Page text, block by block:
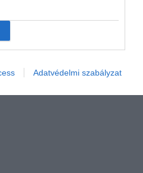
Adatvédelmi szabályzat
első két hét kulcs a hirdetés